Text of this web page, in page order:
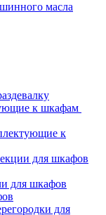
масла
к шкафам
к
для шкафов
для шкафов
для